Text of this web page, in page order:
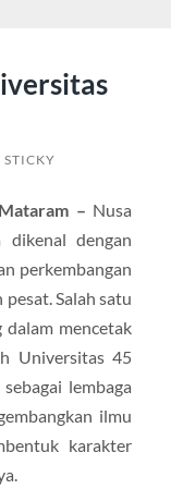
STICKY
– Nusa
dikenal dengan
perkembangan
Salah satu
mencetak
Universitas 45
lembaga
ilmu
karakter